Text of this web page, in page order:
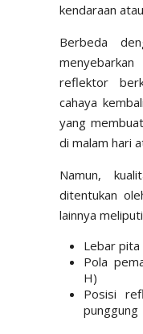
kendaraan
Berbeda
reflektor
cahaya
yang
di malam hari
Namun,
ditentukan
lainnya
Lebar
Pola
H)
Posisi
punggung